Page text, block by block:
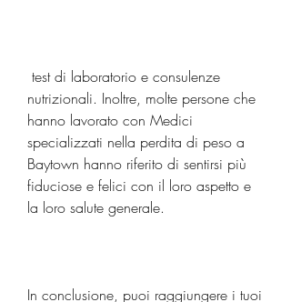
nutrizionali. Inoltre, molte persone che
hanno lavorato con Medici
specializzati nella perdita di peso a
Baytown hanno riferito di sentirsi più
fiduciose e felici con il loro aspetto e
la loro salute generale.
In conclusione, puoi raggiungere i tuoi